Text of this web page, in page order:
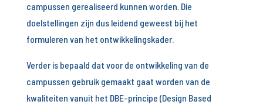
campussen gerealiseerd kunnen worden. Die
doelstellingen zijn dus leidend geweest bij het
formuleren van het ontwikkelingskader.
Verder is bepaald dat voor de ontwikkeling van de
campussen gebruik gemaakt gaat worden van de
kwaliteiten vanuit het DBE-principe (Design Based